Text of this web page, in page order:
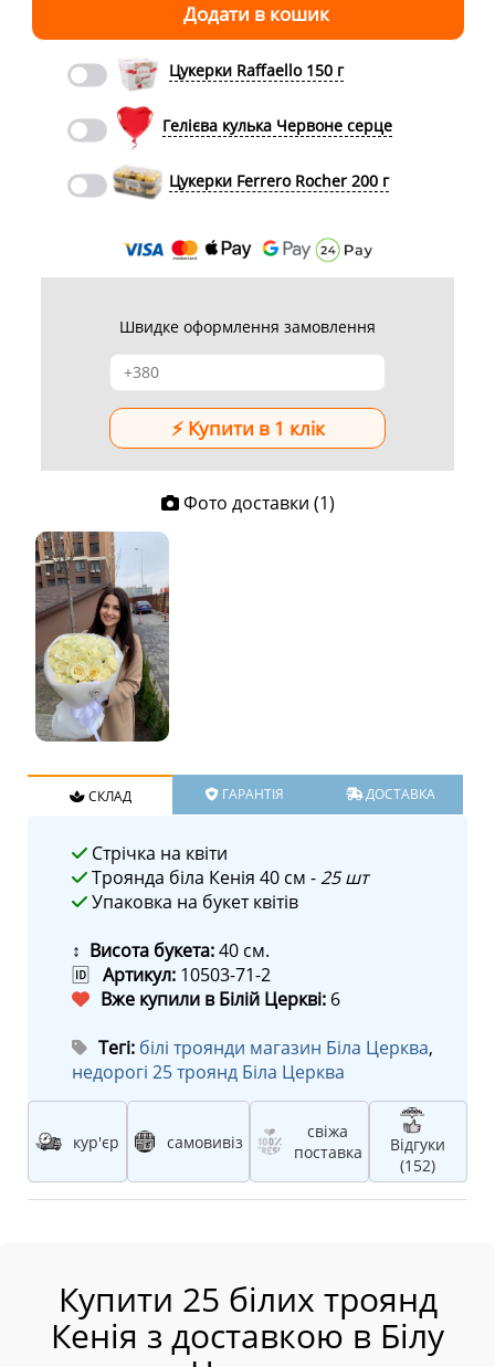
Цукерки Raffaello 150 г
Гелієва кулька Червоне серце
Цукерки Ferrero Rocher 200 г
Швидке оформлення замовлення
Фото доставки (1)
СКЛАД ГАРАНТІЯ ДОСТАВКА
Стрічка на квіти
Троянда біла Кенія 40 см -25 шт
Упаковка на букет квітів
↕ Висота букета:40 см.
🆔 Артикул: 10503-71-2
Вже купили в Білій Церкві: 6
Тегі: білі троянди магазин Біла Церква,
недорогі 25 троянд Біла Церква
кур'єр самовивіз
свіжа
поставка
Відгуки
(152)
Купити 25 білих троянд
Кенія з доставкою в Білу